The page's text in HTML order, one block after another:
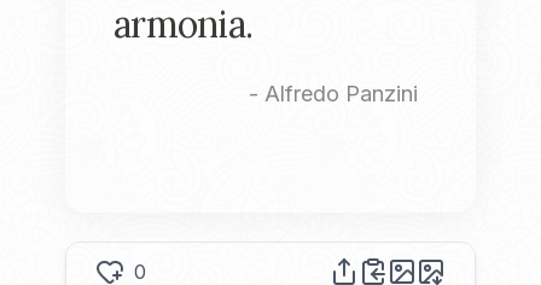
armonia.
- Alfredo Panzini
0